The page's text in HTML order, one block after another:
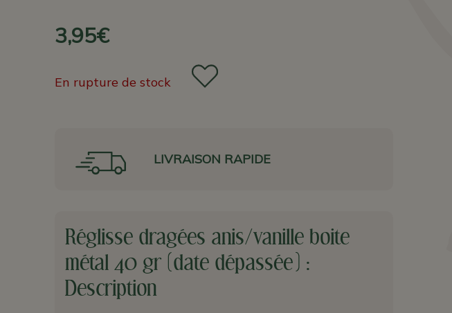
3,95€
En rupture de stock
LIVRAISON RAPIDE
Réglisse dragées anis/vanille boite
métal 40 gr (date dépassée) :
Description